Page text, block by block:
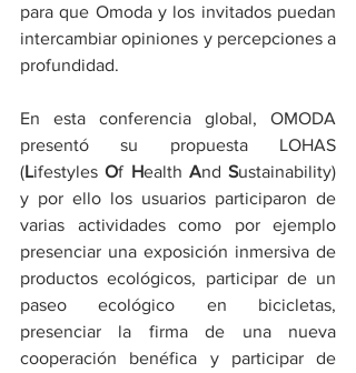
para que Omoda y los invitados puedan
intercambiar opiniones y percepciones a
profundidad.
En esta conferencia global, OMODA
presentó su propuesta LOHAS
(Lifestyles Of Health And Sustainability)
y por ello los usuarios participaron de
varias actividades como por ejemplo
presenciar una exposición inmersiva de
productos ecológicos, participar de un
paseo ecológico en bicicletas,
presenciar la firma de una nueva
cooperación benéfica y participar de